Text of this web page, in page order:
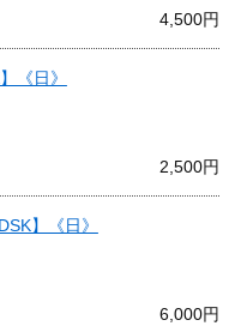
4,500円
《日》
2,500円
】《日》
6,000円